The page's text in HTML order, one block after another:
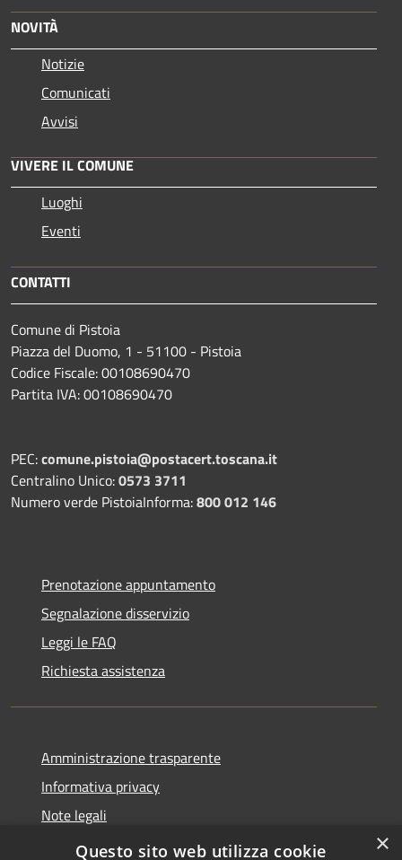
NOVITÀ
Notizie
Comunicati
Avvisi
VIVERE IL COMUNE
Luoghi
Eventi
CONTATTI
Comune di Pistoia
Piazza del Duomo, 1 - 51100 - Pistoia
Codice Fiscale: 00108690470
Partita IVA: 00108690470
PEC:comune.pistoia@postacert.toscana.it
Centralino Unico:0573 3711
Numero verde PistoiaInforma:800 012 146
Prenotazione appuntamento
Segnalazione disservizio
Leggi le FAQ
Richiesta assistenza
Amministrazione trasparente
Informativa privacy
Note legali
Dichiarazione di accessibilità
×
Questo sito web utilizza cookie